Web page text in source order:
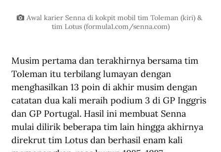
Awal karier Senna di kokpit mobil tim Toleman (kiri) &
tim Lotus (formula1.com/senna.com)
Musim pertama dan terakhirnya bersama tim
Toleman itu terbilang lumayan dengan
menghasilkan 13 poin di akhir musim dengan
catatan dua kali meraih podium 3 di GP Inggris
dan GP Portugal. Hasil ini membuat Senna
mulai dilirik beberapa tim lain hingga akhirnya
direkrut tim Lotus dan berhasil enam kali